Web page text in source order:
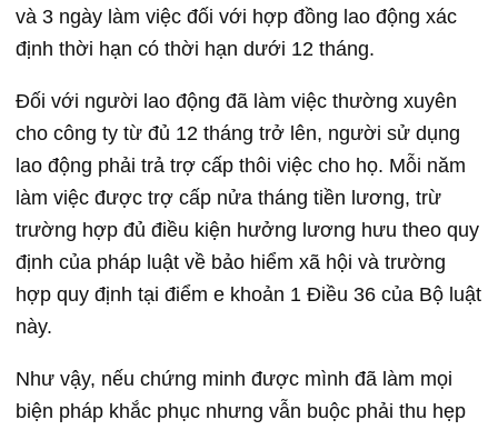
và 3 ngày làm việc đối với hợp đồng lao động xác
định thời hạn có thời hạn dưới 12 tháng.
Đối với người lao động đã làm việc thường xuyên
cho công ty từ đủ 12 tháng trở lên, người sử dụng
lao động phải trả trợ cấp thôi việc cho họ. Mỗi năm
làm việc được trợ cấp nửa tháng tiền lương, trừ
trường hợp đủ điều kiện hưởng lương hưu theo quy
định của pháp luật về bảo hiểm xã hội và trường
hợp quy định tại điểm e khoản 1 Điều 36 của Bộ luật
này.
Như vậy, nếu chứng minh được mình đã làm mọi
biện pháp khắc phục nhưng vẫn buộc phải thu hẹp